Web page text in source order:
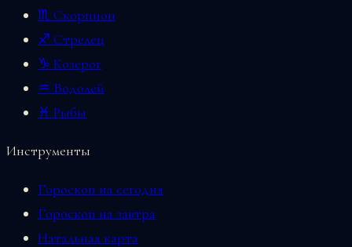
♏ Скорпион
♐ Стрелец
♑ Козерог
♒ Водолей
♓ Рыбы
Инструменты
Гороскоп на сегодня
Гороскоп на завтра
Натальная карта